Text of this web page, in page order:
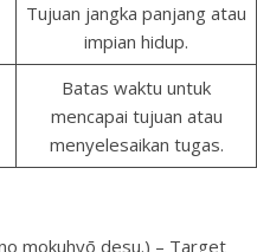
Tujuan jangka panjang atau
impian hidup.
Batas waktu untuk
mencapai tujuan atau
menyelesaikan tugas.
mokuhyō desu.) – Target